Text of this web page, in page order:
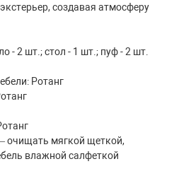
создавая атмосферу
- 2 шт.; стол - 1 шт.; пуф - 2 шт.
Ротанг
очищать мягкой щеткой,
влажной салфеткой